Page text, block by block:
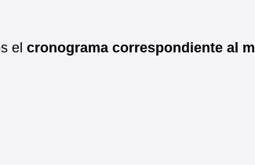
el cronograma correspondiente al